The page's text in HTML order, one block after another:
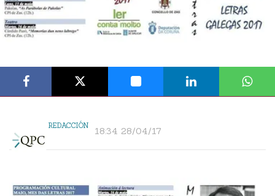
REDACCIÓN 18:34 28/04/17